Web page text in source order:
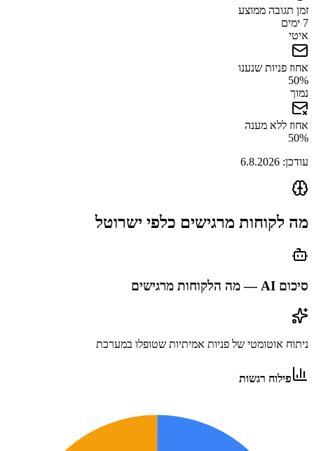
זמן תגובה ממוצע
7 ימים
איטי
אחוז פניות שנענו
50%
נמוך
אחוז ללא מענה
50%
עודכן: 6.8.2026
מה לקוחות מרגישים כלפי ישרוטל
סיכום AI — מה הלקוחות מרגישים
ניתוח אוטומטי של פניות אמיתיות שטופלו במערכת
פילוח רגשות